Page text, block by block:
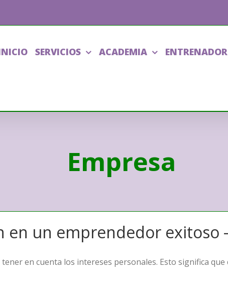
SERVICIOS ACADEMIA
Empresa
en un emprendedor exitoso
en cuenta los intereses personales. Esto significa que